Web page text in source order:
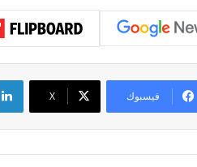
فيسبوك ‫X